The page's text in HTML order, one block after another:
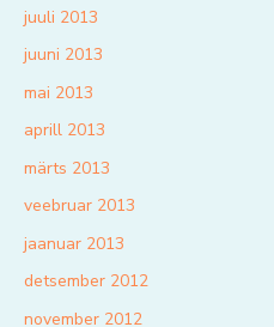
juuli 2013
juuni 2013
mai 2013
aprill 2013
märts 2013
veebruar 2013
jaanuar 2013
detsember 2012
november 2012